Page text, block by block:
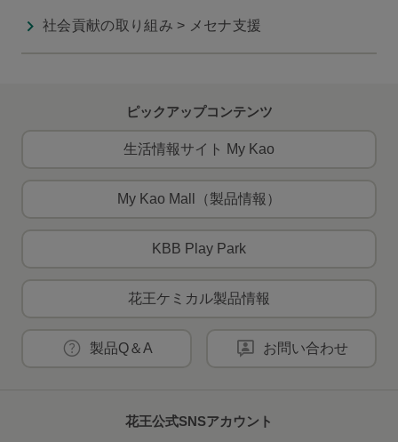
社会貢献の取り組み > メセナ支援
ピックアップコンテンツ
生活情報サイト My Kao
My Kao Mall（製品情報）
KBB Play Park
花王ケミカル製品情報
製品Q＆A お問い合わせ
花王公式SNSアカウント